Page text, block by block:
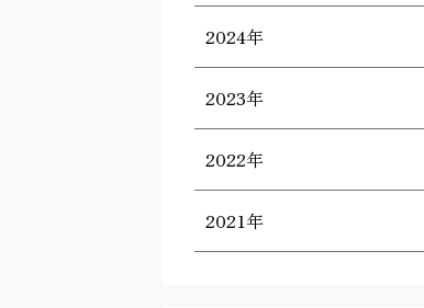
2024年
2023年
2022年
2021年